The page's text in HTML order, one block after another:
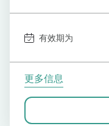
有效期为
更多信息